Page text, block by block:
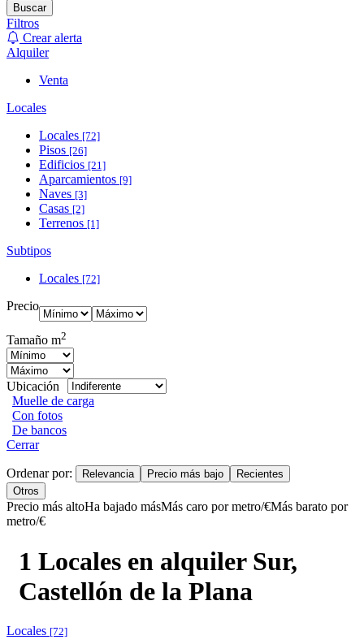
Buscar
Filtros
Crear alerta
Alquiler
Venta
Locales
Locales [72]
Pisos [26]
Edificios [21]
Aparcamientos [9]
Naves [3]
Casas [2]
Terrenos [1]
Subtipos
Locales [72]
Precio
Tamaño m2
Ubicación
Muelle de carga
Con fotos
De bancos
Cerrar
Ordenar por: Relevancia Precio más bajo
Recientes
Otros
Precio más altoHa bajado másMás caro por metro/€Más barato por
metro/€
1 Locales en alquiler Sur,
Castellón de la Plana
Locales [72]